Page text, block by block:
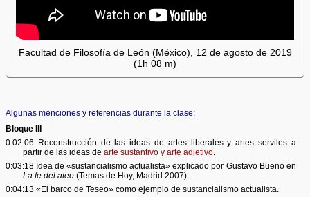
Facultad de Filosofía de León (México), 12 de agosto de 2019
(1h 08 m)
Algunas menciones y referencias durante la clase:
Bloque III
0:02:06 Reconstrucción de las ideas de artes liberales y artes serviles a
partir de las ideas de arte sustantivo y arte adjetivo.
0:03:18 Idea de «sustancialismo actualista» explicado por Gustavo Bueno en
La fe del ateo(Temas de Hoy, Madrid 2007).
0:04:13 «El barco de Teseo» como ejemplo de sustancialismo actualista.